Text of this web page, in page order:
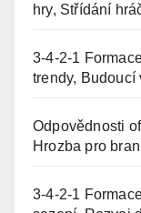
hry, Střídání
3-4-2-1
trendy, Budoucí
Odpovědnosti
Hrozba pro
3-4-2-1